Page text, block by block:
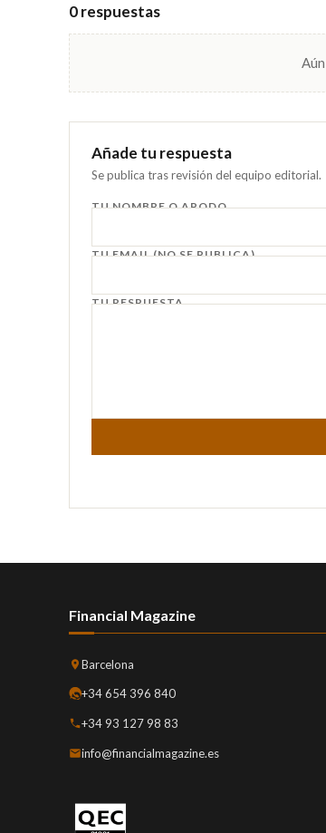
0 respuestas
Añade tu respuesta
Se publica tras revisión del equipo editorial.
TU NOMBRE O APODO
TU EMAIL (NO SE PUBLICA)
TU RESPUESTA
Financial Magazine
Barcelona
+34 654 396 840
+34 93 127 98 83
info@financialmagazine.es